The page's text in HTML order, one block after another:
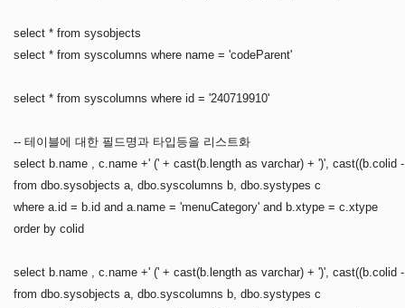
select * from sysobjects
select * from syscolumns where name = 'codeParent'
select * from syscolumns where id = '240719910'
-- 테이블에 대한 필드명과 타입등을 리스트화
select b.name , c.name +' (' + cast(b.length as varchar) + ')', cast((b.colid
from dbo.sysobjects a, dbo.syscolumns b, dbo.systypes c
where a.id = b.id and a.name = 'menuCategory' and b.xtype = c.xtype
order by colid
select b.name , c.name +' (' + cast(b.length as varchar) + ')', cast((b.colid
from dbo.sysobjects a, dbo.syscolumns b, dbo.systypes c